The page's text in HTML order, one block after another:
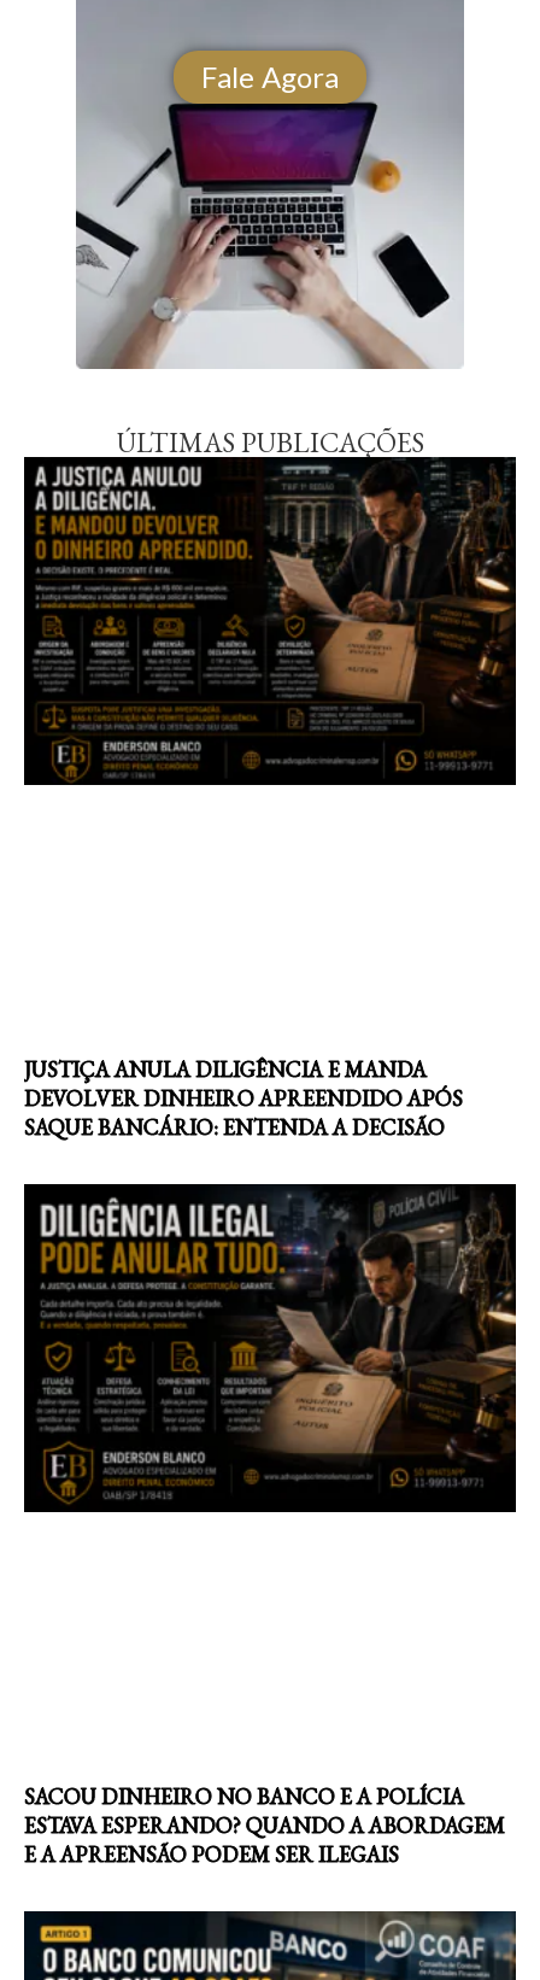
ÚLTIMAS PUBLICAÇÕES
Fale Agora
JUSTIÇA ANULA DILIGÊNCIA E MANDA
DEVOLVER DINHEIRO APREENDIDO APÓS
SAQUE BANCÁRIO: ENTENDA A DECISÃO
SACOU DINHEIRO NO BANCO E A POLÍCIA
ESTAVA ESPERANDO? QUANDO A ABORDAGEM
E A APREENSÃO PODEM SER ILEGAIS